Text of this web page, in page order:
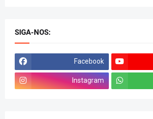
SIGA-NOS:
Facebook
Instagram